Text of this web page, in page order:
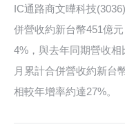
IC通路商文曄科技
併營收約新台幣451億
4%，與去年同期營收
月累計合併營收約新台
相較年增率約達27%。